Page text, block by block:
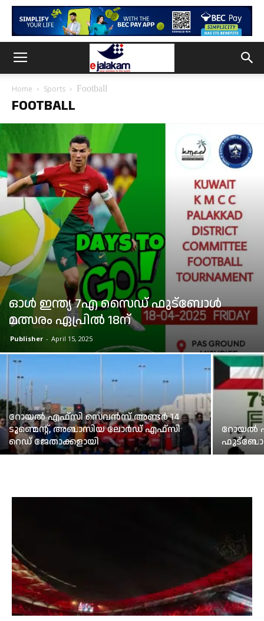
Home Sports Football
FOOTBALL
ഓൾ ഇന്ത്യ 7എ സൈഡ് ഫുട്‌ബോൾ
മത്സരം ഏപ്രിൽ 18ന്
Publisher - April 15, 2025
റോയൽ എഫ്സി സെവൻസ് അണ്ടർ 14
ടൂണ്മെന്റ്, അബാസിയ ലോർഡ് എഫ്സി
റെഡ് ജേതാക്കളായി
റോയൽ
ഫുട്ബോൾ